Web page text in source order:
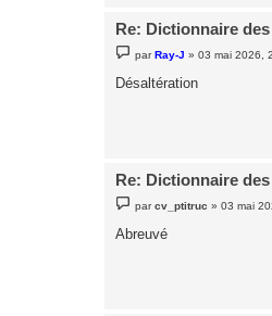
Re: Dictionnaire
e
s
s
parRay-J »03 mai 2026,
Désaltération
Re: Dictionnaire
e
s
parcv_ptitruc »03 mai
Abreuvé